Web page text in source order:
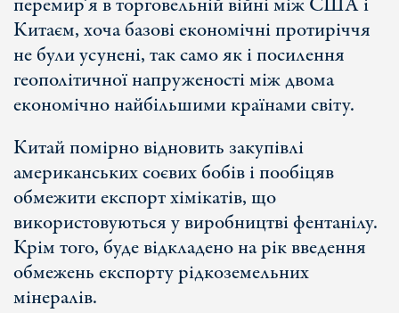
Китаєм, хоча базові економічні протиріччя
не були усунені, так само як і посилення
геополітичної напруженості між двома
економічно найбільшими країнами світу.
Китай помірно відновить закупівлі
американських соєвих бобів і пообіцяв
обмежити експорт хімікатів, що
використовуються у виробництві фентанілу.
Крім того, буде відкладено на рік введення
обмежень експорту рідкоземельних
мінералів.